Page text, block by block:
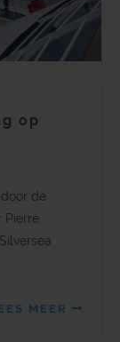
op
de
Pierre
MEER